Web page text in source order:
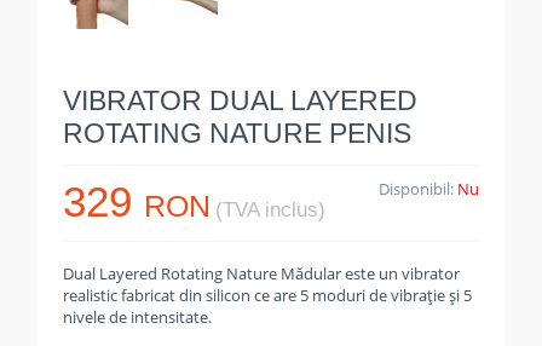
VIBRATOR DUAL LAYERED
ROTATING NATURE PENIS
329 RON (TVA inclus)
Disponibil: Nu
Dual Layered Rotating Nature Mădular este un vibrator
realistic fabricat din silicon ce are 5 moduri de vibrație și 5
nivele de intensitate.